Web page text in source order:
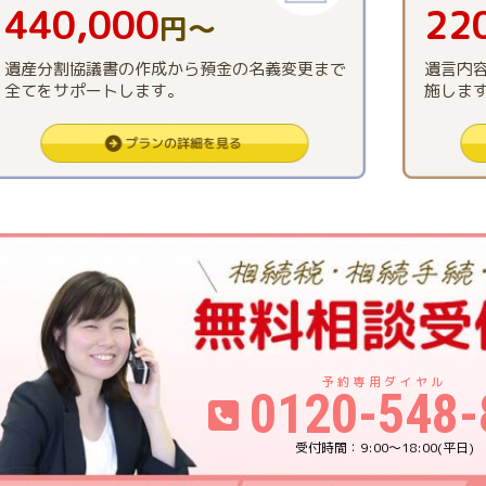
440,000円〜
遺産分割協議書の作成から預金の名義変更まで
全てをサポートします。
遺言内
施しま
0120-
9:00〜18:00(平日)